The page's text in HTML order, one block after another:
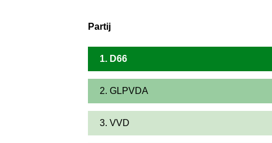
Partij
1. D66
2. GLPVDA
3. VVD